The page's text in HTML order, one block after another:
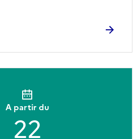
A partir du
22